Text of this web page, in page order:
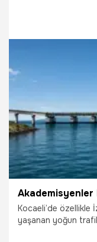
Kocaeli’de özellikle
yaşanan yoğun